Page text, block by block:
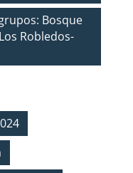
Bosque
Robledos-